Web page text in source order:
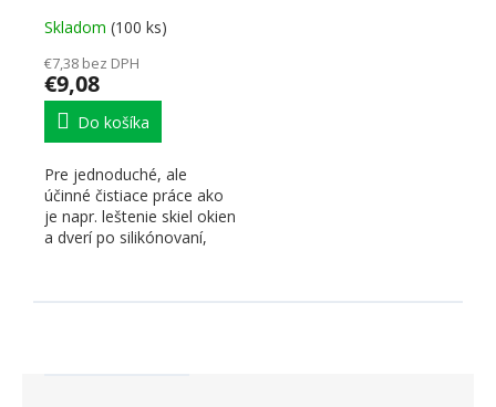
Skladom (100 ks)
€7,38 bez DPH
€9,08
Do košíka
Pre jednoduché, ale
účinné čistiace práce ako
je napr. leštenie skiel okien
a dverí po silikónovaní,